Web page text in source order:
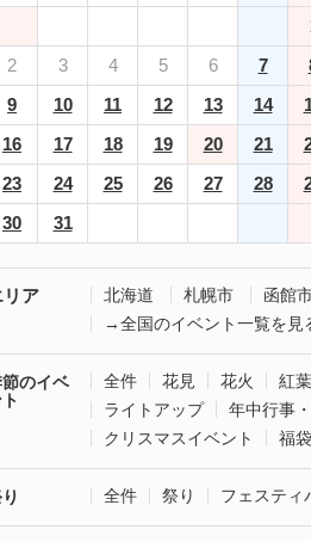
2
3 4 5 6 7
9
10 11 12 13 14
16
17 18 19 20 21
23
24 25 26 27 28
30
31
リア 北海道 札幌市
函館
→全国のイベント一覧を見
のイベ
全件 花見 花火
紅葉
ライトアップ
年中行事
クリスマスイベント
福
全件 祭り フェスティ